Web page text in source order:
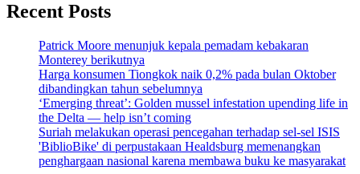
Recent Posts
Patrick Moore menunjuk kepala pemadam kebakaran
Monterey berikutnya
Harga konsumen Tiongkok naik 0,2% pada bulan Oktober
dibandingkan tahun sebelumnya
‘Emerging threat’: Golden mussel infestation upending life in
the Delta — help isn’t coming
Suriah melakukan operasi pencegahan terhadap sel-sel ISIS
'BiblioBike' di perpustakaan Healdsburg memenangkan
penghargaan nasional karena membawa buku ke masyarakat